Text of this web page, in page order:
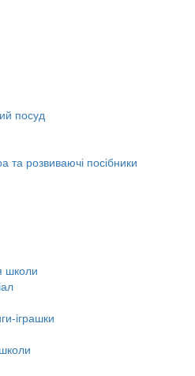
посуд
та розвиваючі посібники
школи
іграшки